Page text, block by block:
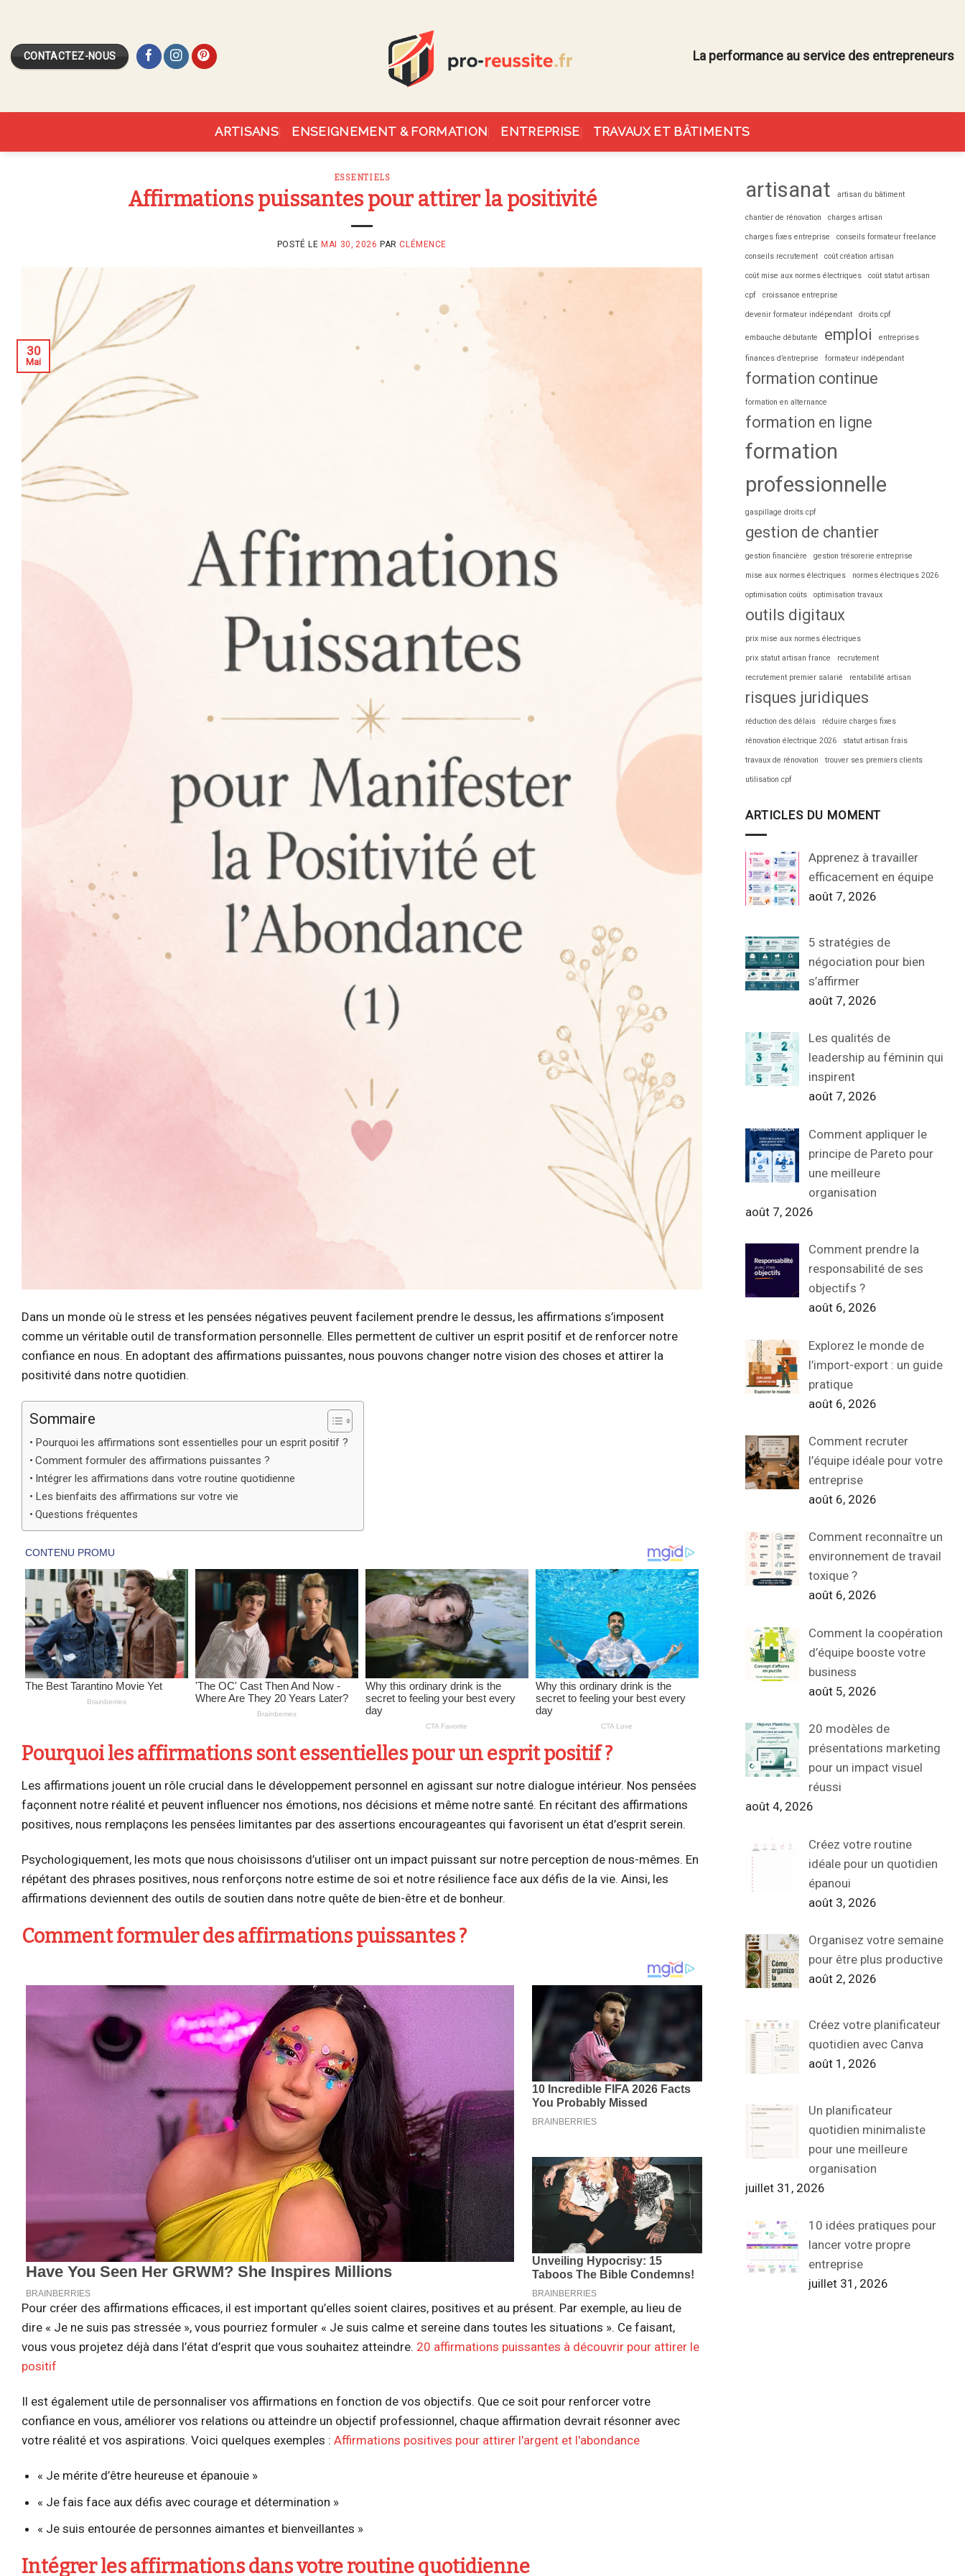
content
CONTACTEZ-NOUS La performance au service des entrepreneurs
ARTISANS ENSEIGNEMENT & FORMATION ENTREPRISE TRAVAUX ET BÂTIMENTS
ESSENTIELS
Affirmations puissantes pour attirer la positivité
POSTÉ LEMAI 30, 2026 PARCLÉMENCE
30
Mai
Dans un monde où le stress et les pensées négatives peuvent facilement prendre le dessus, les affirmations s’imposent
comme un véritable outil de transformation personnelle. Elles permettent de cultiver un esprit positif et de renforcer notre
confiance en nous. En adoptant des affirmations puissantes, nous pouvons changer notre vision des choses et attirer la
positivité dans notre quotidien.
Sommaire
Pourquoi les affirmations sont essentielles pour un esprit positif ?
Comment formuler des affirmations puissantes ?
Intégrer les affirmations dans votre routine quotidienne
Les bienfaits des affirmations sur votre vie
Questions fréquentes
Pourquoi les affirmations sont essentielles pour un esprit positif ?
Les affirmations jouent un rôle crucial dans le développement personnel en agissant sur notre dialogue intérieur. Nos pensées
façonnent notre réalité et peuvent influencer nos émotions, nos décisions et même notre santé. En récitant des affirmations
positives, nous remplaçons les pensées limitantes par des assertions encourageantes qui favorisent un état d’esprit serein.
Psychologiquement, les mots que nous choisissons d’utiliser ont un impact puissant sur notre perception de nous-mêmes. En
répétant des phrases positives, nous renforçons notre estime de soi et notre résilience face aux défis de la vie. Ainsi, les
affirmations deviennent des outils de soutien dans notre quête de bien-être et de bonheur.
Comment formuler des affirmations puissantes ?
Pour créer des affirmations efficaces, il est important qu’elles soient claires, positives et au présent. Par exemple, au lieu de
dire « Je ne suis pas stressée », vous pourriez formuler « Je suis calme et sereine dans toutes les situations ». Ce faisant,
vous vous projetez déjà dans l’état d’esprit que vous souhaitez atteindre. 20 affirmations puissantes à découvrir pour attirer le
positif
Il est également utile de personnaliser vos affirmations en fonction de vos objectifs. Que ce soit pour renforcer votre
confiance en vous, améliorer vos relations ou atteindre un objectif professionnel, chaque affirmation devrait résonner avec
votre réalité et vos aspirations. Voici quelques exemples : Affirmations positives pour attirer l'argent et l'abondance
« Je mérite d’être heureuse et épanouie »
« Je fais face aux défis avec courage et détermination »
« Je suis entourée de personnes aimantes et bienveillantes »
Intégrer les affirmations dans votre routine quotidienne
artisanat artisan du bâtiment
chantier de rénovation charges artisan
charges fixes entreprise conseils formateur freelance
conseils recrutement coût création artisan
coût mise aux normes électriques coût statut artisan
cpf croissance entreprise
devenir formateur indépendant droits cpf
embauche débutante emploi entreprises
finances d’entreprise formateur indépendant
formation continue
formation en alternance
formation en ligne
formation
professionnelle
gaspillage droits cpf
gestion de chantier
gestion financière gestion trésorerie entreprise
mise aux normes électriques normes électriques 2026
optimisation coûts optimisation travaux
outils digitaux
prix mise aux normes électriques
prix statut artisan france recrutement
recrutement premier salarié rentabilité artisan
risques juridiques
réduction des délais réduire charges fixes
rénovation électrique 2026 statut artisan frais
travaux de rénovation trouver ses premiers clients
utilisation cpf
ARTICLES DU MOMENT
Apprenez à travailler
efficacement en équipe
août 7, 2026
5 stratégies de
négociation pour bien
s’affirmer
août 7, 2026
Les qualités de
leadership au féminin qui
inspirent
août 7, 2026
Comment appliquer le
principe de Pareto pour
une meilleure
organisation
août 7, 2026
Comment prendre la
responsabilité de ses
objectifs ?
août 6, 2026
Explorez le monde de
l’import-export : un guide
pratique
août 6, 2026
Comment recruter
l’équipe idéale pour votre
entreprise
août 6, 2026
Comment reconnaître un
environnement de travail
toxique ?
août 6, 2026
Comment la coopération
d’équipe booste votre
business
août 5, 2026
20 modèles de
présentations marketing
pour un impact visuel
réussi
août 4, 2026
Créez votre routine
idéale pour un quotidien
épanoui
août 3, 2026
Organisez votre semaine
pour être plus productive
août 2, 2026
Créez votre planificateur
quotidien avec Canva
août 1, 2026
Un planificateur
quotidien minimaliste
pour une meilleure
organisation
juillet 31, 2026
10 idées pratiques pour
lancer votre propre
entreprise
juillet 31, 2026